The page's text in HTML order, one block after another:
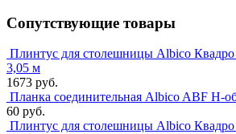
Сопутствующие товары
Плинтус для столешницы Albico
3,05 м
1673 руб.
Планка соединительная Albico ABF Н-
60 руб.
Плинтус для столешницы Albico